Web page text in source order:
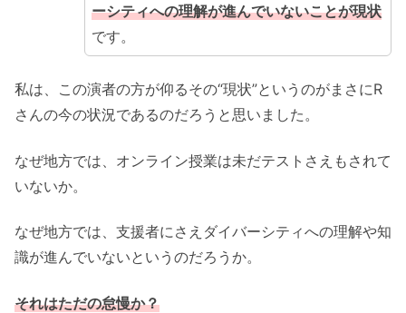
ーシティへの理解が進んでいないことが現状
です。
私は、この演者の方が仰るその“現状”というのがまさにR
さんの今の状況であるのだろうと思いました。
なぜ地方では、オンライン授業は未だテストさえもされて
いないか。
なぜ地方では、支援者にさえダイバーシティへの理解や知
識が進んでいないというのだろうか。
それはただの怠慢か？